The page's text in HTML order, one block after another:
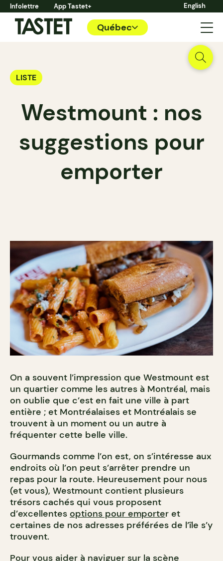
Infolettre App Tastet+ English
Québec
LISTE
Westmount : nos
suggestions pour
emporter
On a souvent l’impression que Westmount est
un quartier comme les autres à Montréal, mais
on oublie que c’est en fait une ville à part
entière ; et Montréalaises et Montréalais se
trouvent à un moment ou un autre à
fréquenter cette belle ville.
Gourmands comme l’on est, on s’intéresse aux
endroits où l’on peut s’arrêter prendre un
repas pour la route. Heureusement pour nous
(et vous), Westmount contient plusieurs
trésors cachés qui vous proposent
d’excellentes options pour emporter et
certaines de nos adresses préférées de l’île s’y
trouvent.
Pour vous aider à naviguer sur la scène